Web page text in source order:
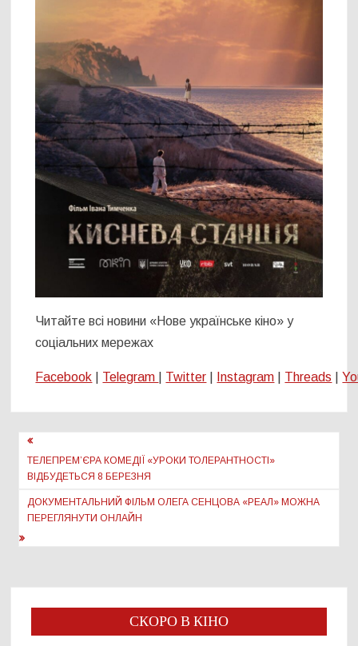
Читайте всі новини «Нове українське кіно» у
соціальних мережах
Facebook Telegram Twitter Instagram Threads |
Навігація
записів
ТЕЛЕПРЕМ’ЄРА КОМЕДІЇ «УРОКИ ТОЛЕРАНТНОСТІ»
ВІДБУДЕТЬСЯ 8 БЕРЕЗНЯ
ДОКУМЕНТАЛЬНИЙ ФІЛЬМ ОЛЕГА СЕНЦОВА «РЕАЛ» МОЖНА
ПЕРЕГЛЯНУТИ ОНЛАЙН
СКОРО В КІНО